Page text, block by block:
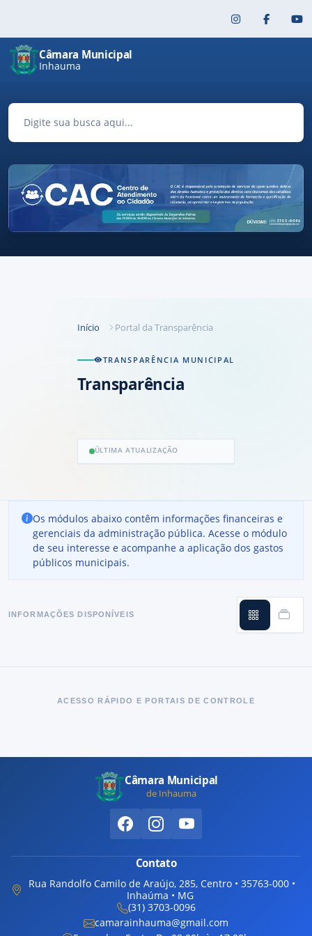
Câmara Municipal
Inhauma
Início Portal da Transparência
TRANSPARÊNCIA MUNICIPAL
Transparência
ÚLTIMA ATUALIZAÇÃO
Os módulos abaixo contêm informações financeiras e
gerenciais da administração pública. Acesse o módulo
de seu interesse e acompanhe a aplicação dos gastos
públicos municipais.
INFORMAÇÕES DISPONÍVEIS
ACESSO RÁPIDO E PORTAIS DE CONTROLE
Câmara Municipal
de Inhauma
Contato
Rua Randolfo Camilo de Araújo, 285, Centro • 35763-000 •
Inhaúma • MG
(31) 3703-0096
camarainhauma@gmail.com